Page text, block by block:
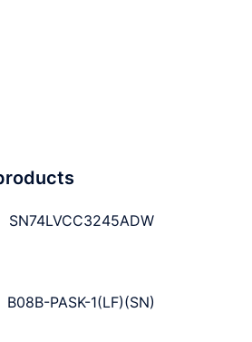
SN74LVCC3245ADW
B08B-PASK-1(LF)(SN)